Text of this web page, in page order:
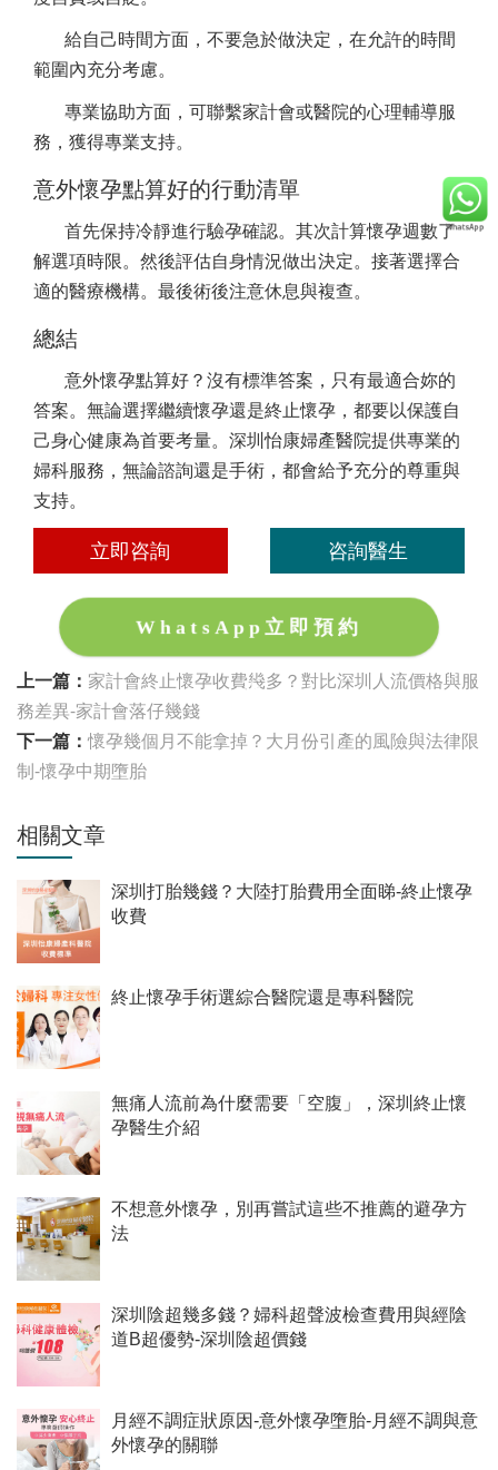
給自己時間方面，不要急於做決定，在允許的時間
範圍內充分考慮。
專業協助方面，可聯繫家計會或醫院的心理輔導服
務，獲得專業支持。
意外懷孕點算好的行動清單
首先保持冷靜進行驗孕確認。其次計算懷孕週數了
解選項時限。然後評估自身情況做出決定。接著選擇合
適的醫療機構。最後術後注意休息與複查。
總結
意外懷孕點算好？沒有標準答案，只有最適合妳的
答案。無論選擇繼續懷孕還是終止懷孕，都要以保護自
己身心健康為首要考量。深圳怡康婦產醫院提供專業的
婦科服務，無論諮詢還是手術，都會給予充分的尊重與
支持。
立即咨詢 咨詢醫生
WhatsApp立即預約
上一篇： 家計會終止懷孕收費幾多？對比深圳人流價格與服
務差異-家計會落仔幾錢
下一篇：懷孕幾個月不能拿掉？大月份引產的風險與法律限
制-懷孕中期墮胎
相關文章
深圳打胎幾錢？大陸打胎費用全面睇-終止懷孕
收費
終止懷孕手術選綜合醫院還是專科醫院
無痛人流前為什麼需要「空腹」，深圳終止懷
孕醫生介紹
不想意外懷孕，別再嘗試這些不推薦的避孕方
法
深圳陰超幾多錢？婦科超聲波檢查費用與經陰
道B超優勢-深圳陰超價錢
月經不調症狀原因-意外懷孕墮胎-月經不調與意
外懷孕的關聯